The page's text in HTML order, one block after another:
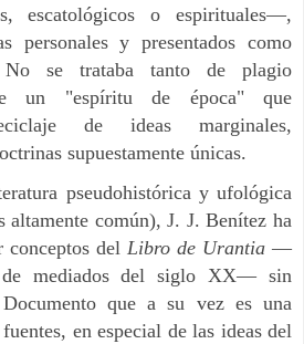
escatológicos o espirituales—,
personales y presentados como
No se trataba tanto de plagio
un "espíritu de época" que
de ideas marginales,
supuestamente únicas.
pseudohistórica y ufológica
altamente común), J. J. Benítez ha
conceptos del Libro de Urantia —
de mediados del siglo XX— sin
que a su vez es una
en especial de las ideas del